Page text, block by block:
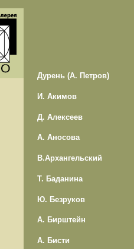
Дурень (А. Петров)
И. Акимов
Д. Алексеев
А. Аносова
В.Архангельский
Т. Баданина
Ю. Безруков
А. Бирштейн
А. Бисти